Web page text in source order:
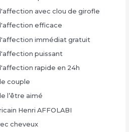
avec clou de girofle
efficace
immédiat gratuit
puissant
rapide en 24h
couple
l’être aimé
Henri AFFOLABI
cheveux